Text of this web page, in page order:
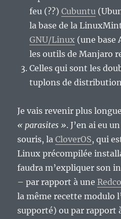
feu (??)Cubuntu
la base de la
GNU/Linux (une base
les outils de Manjaro
Celles qui sont les
tuplons de
Je vais revenir plus
« parasites ». J’en ai eu
souris, laCloverOS, qui
Linux précompilée
faudra m’expliquer son
– par rapport à une
la même recette modulo
supporté) ou par rapport